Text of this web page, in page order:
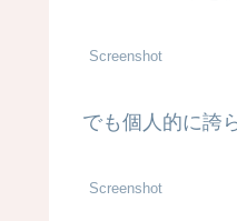
Screenshot
でも個人的に誇
Screenshot